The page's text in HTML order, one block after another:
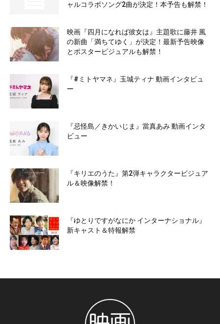
ャルコラボソング2曲が決定！本予告も解禁！
映画『四月になれば彼女は』主題歌に藤井 風
の新曲「満ちてゆく」が決定！最新予告映像
とポスタービジュアルも解禁！
『#ミトヤマネ』玉城ティナ 動画インタビュ
ー
『忌怪島／きかいじま』當真あみ 動画インタ
ビュー
『キリエのうた』第2弾キャラクタービジュア
ル＆映像解禁！
『ゆとりですがなにか インターナショナル』
新キャスト＆特報解禁